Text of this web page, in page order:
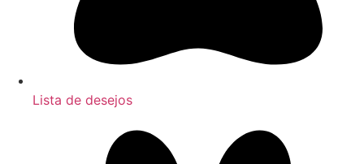
Lista de desejos